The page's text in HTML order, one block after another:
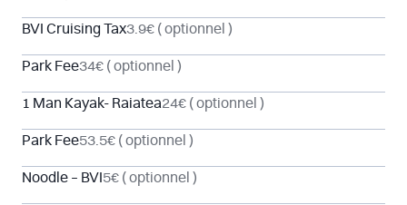
BVI Cruising Tax3.9€ ( optionnel )
Park Fee34€ ( optionnel )
1 Man Kayak- Raiatea24€ ( optionnel )
Park Fee53.5€ ( optionnel )
Noodle – BVI 5€ ( optionnel )